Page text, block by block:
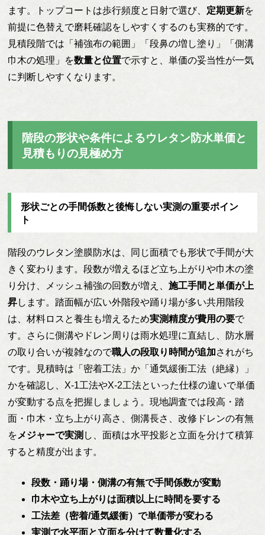
ます。トップコートは歩行頻度と日射で選び、 定期更新を
前提に色替えで磨耗確認をしやすくするのも実務的です。
見積段階では「補強布の範囲」「段鼻の増し塗り」「側溝
巾木の処理」を数量と位置で示すと、単価の妥当性が一気
に判断しやすくなります。
階段の形状や条件によるウレタン防水単価と
見積もりの見極め方
形状ごとの手間係数と後悔しない実測の重要ポイン
ト
階段のウレタン塗膜防水は、同じ面積でも形状で手間が大
きく変わります。段数が増えるほど立ち上がりや巾木の塗
り分け、メッシュ補強の回数が増え、施工手間と単価が上
昇します。踏面幅が広い外階段や踊り場が多い共用階段
は、材料ロスと養生も増えるため実測精度が費用の要で
す。さらに側溝やドレン周りは雨水処理に直結し、防水層
の取り合いが複雑なので職人の段取り時間が追加されがち
です。見積時は「密着工法」か「通気緩衝工法（絶縁）」
かを確認し、X-1工法やX-2工法といった仕様の違いで単価
が変動する点を把握しましょう。現地調査では段高・踏
面・巾木・立ち上がり高さ、側溝長さ、改修ドレンの有無
を メジャーで実測 し、面積は水平投影と立面を分けて積算
すると精度が出ます。
段数・踊り場・側溝の有無で手間係数が変動
巾木や立ち上がりは面積以上に時間を要する
工法差（密着/通気緩衝）で単価帯が変わる
実測で水平面と立面を分けて数量化する